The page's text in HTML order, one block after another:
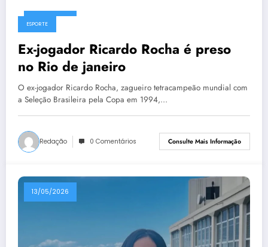
ESPORTE
Ex-jogador Ricardo Rocha é preso
no Rio de janeiro
O ex-jogador Ricardo Rocha, zagueiro tetracampeão mundial com
a Seleção Brasileira pela Copa em 1994,…
Redação 0 Comentários Consulte Mais Informação
13/05/2026